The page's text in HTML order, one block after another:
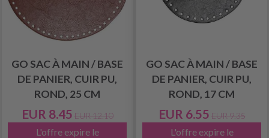
GO SAC À MAIN / BASE
DE PANIER, CUIR PU,
ROND, 25 CM
EUR 8.45 EUR 12.10
L'offre expire le
GO SAC À MAIN / BASE
DE PANIER, CUIR PU,
ROND, 17 CM
EUR 6.55 EUR 9.35
L'offre expire le